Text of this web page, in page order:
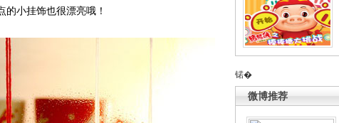
锘�
微博推荐
的小挂饰也很漂亮哦！